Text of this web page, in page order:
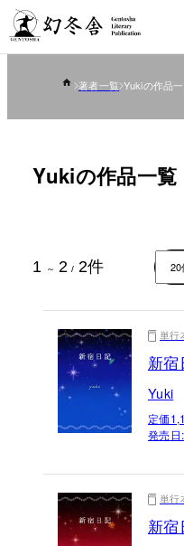
著者一覧 Yukiの作品
Yukiの作品一覧
1 ～ 2 / 2件
単行
新宿
Yuki
定価
発売日:
単行
新宿